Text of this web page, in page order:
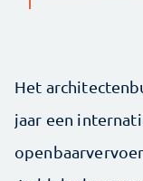
Het
jaar een